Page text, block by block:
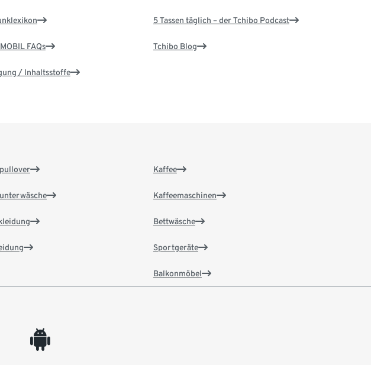
FAQs
/ Inhaltsstoffe
5 Tassen täglich – der Tchibo Podcast
Tchibo Blog
Kaffee
Kaffeemaschinen
Bettwäsche
Sportgeräte
Balkonmöbel
android